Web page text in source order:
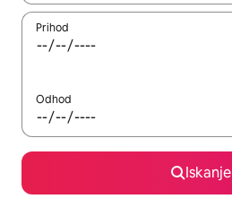
Prihod
Odhod
Iskanje